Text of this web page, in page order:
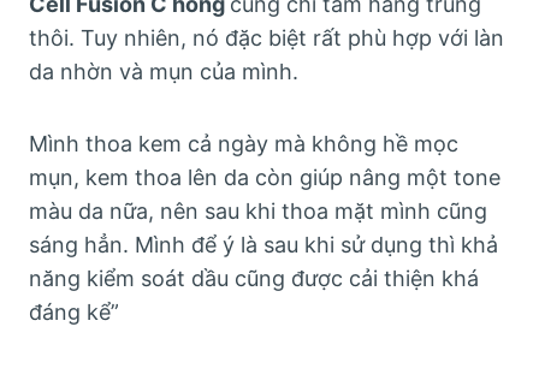
thôi. Tuy nhiên, nó đặc biệt rất phù hợp với làn
da nhờn và mụn của mình.
Mình thoa kem cả ngày mà không hề mọc
mụn, kem thoa lên da còn giúp nâng một tone
màu da nữa, nên sau khi thoa mặt mình cũng
sáng hẳn. Mình để ý là sau khi sử dụng thì khả
năng kiểm soát dầu cũng được cải thiện khá
đáng kể”